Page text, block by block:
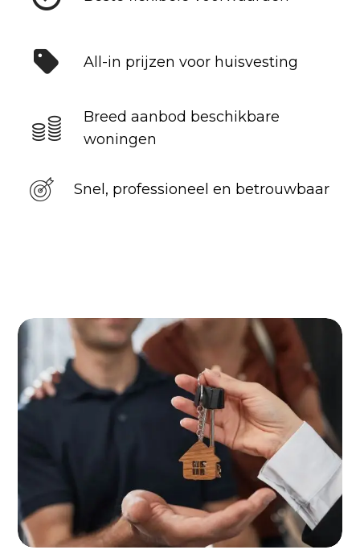
All-in prijzen voor huisvesting
Breed aanbod beschikbare
woningen
Snel, professioneel en betrouwbaar